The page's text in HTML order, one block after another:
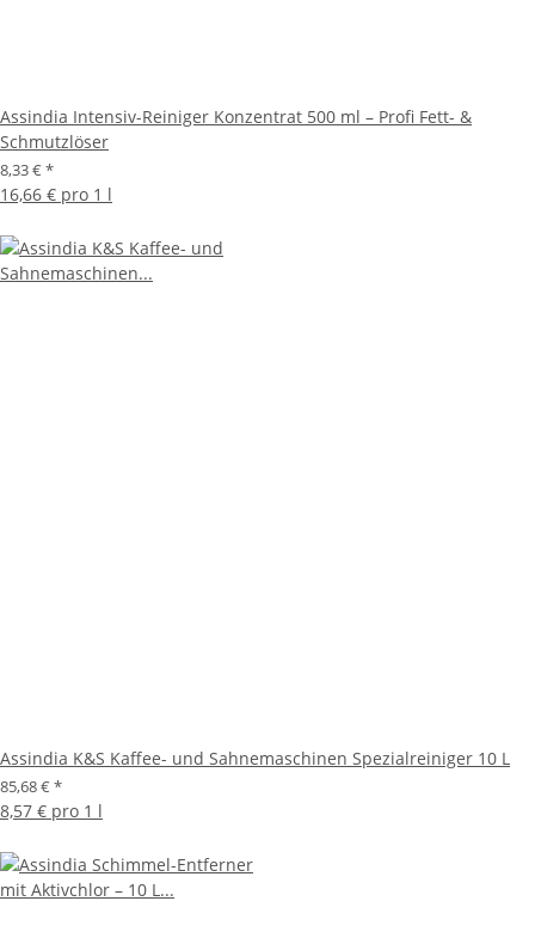
Assindia Intensiv-Reiniger Konzentrat 500 ml – Profi Fett- &
Schmutzlöser
8,33 € *
16,66 € pro 1 l
Assindia K&S Kaffee- und Sahnemaschinen Spezialreiniger 10 L
85,68 € *
8,57 € pro 1 l